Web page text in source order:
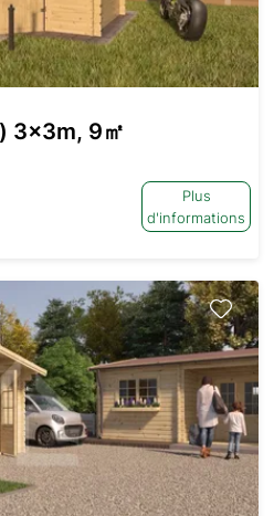
3x3m, 9㎡
Plus
d'informations